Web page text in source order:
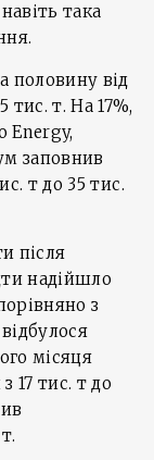
така
половину від
тис. т. На 17%,
Energy,
заповнив
т до 35 тис.
після
надійшло
з
місяця
17 тис. т до